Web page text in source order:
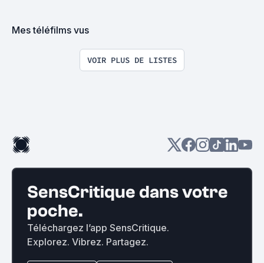
Mes téléfilms vus
VOIR PLUS DE LISTES
SensCritique dans votre
poche.
Téléchargez l’app SensCritique.
Explorez. Vibrez. Partagez.